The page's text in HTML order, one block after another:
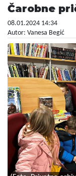
Čarobne
08.01.2024 14:34
Autor: Vanesa Begić